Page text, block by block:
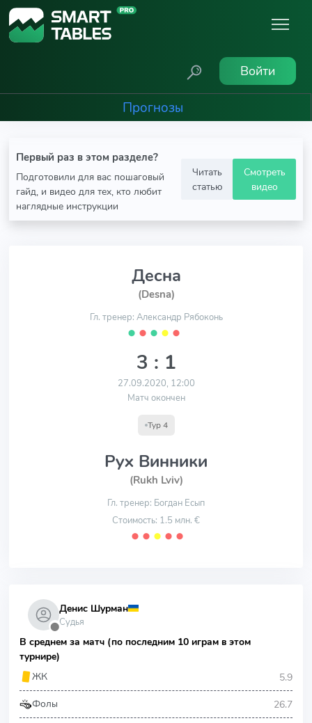
Войти
Прогнозы
Первый раз в этом разделе?
Подготовили для вас пошаговый
гайд, и видео для тех, кто любит
наглядные инструкции
Читать
статью
Смотреть
видео
Десна
(Desna)
Гл. тренер: Александр Рябоконь
⬤ ⬤ ⬤ ⬤ ⬤
3 : 1
27.09.2020, 12:00
Матч окончен
Тур 4
Рух Винники
(Rukh Lviv)
Гл. тренер: Богдан Есып
Стоимость: 1.5 млн. €
⬤ ⬤ ⬤ ⬤ ⬤
⬤
Денис Шурман
Судья
В среднем за матч (по последним 10 играм в этом
турнире)
ЖК
5.9
Фолы 26.7